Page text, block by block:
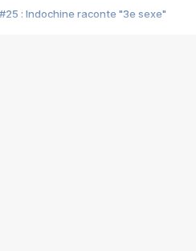
#25 : Indochine raconte "3e sexe"